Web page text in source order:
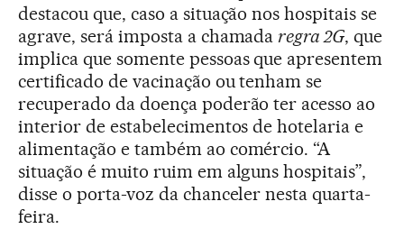
destacou que, caso a situação nos hospitais se
agrave, será imposta a chamadaregra 2G, que
implica que somente pessoas que apresentem
certificado de vacinação ou tenham se
recuperado da doença poderão ter acesso ao
interior de estabelecimentos de hotelaria e
alimentação e também ao comércio. “A
situação é muito ruim em alguns hospitais”,
disse o porta-voz da chanceler nesta quarta-
feira.